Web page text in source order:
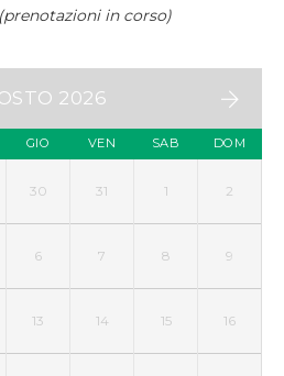
in corso)
2026
GIO VEN SAB DOM
30 31 1 2
6 7 8 9
13 14 15 16